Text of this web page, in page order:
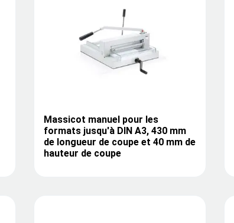
Massicot manuel pour les
formats jusqu'à DIN A3, 430 mm
de longueur de coupe et 40 mm de
hauteur de coupe